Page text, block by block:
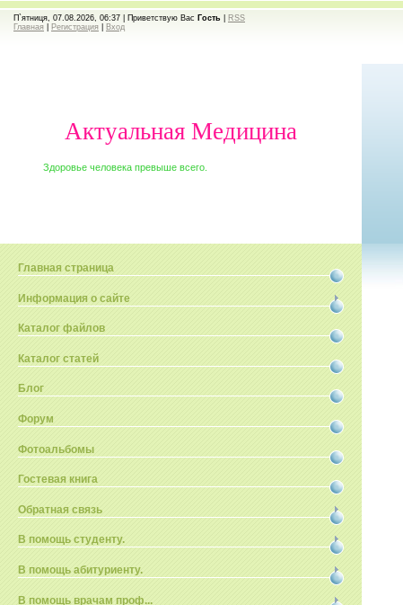
П`ятниця, 07.08.2026, 06:37 | Приветствую Вас Гость
RSS
Главная
Регистрация Вход
Актуальная Медицина
Здоровье человека превыше всего.
Главная страница
Информация о сайте
Каталог файлов
Каталог статей
Блог
Форум
Фотоальбомы
Гостевая книга
Обратная связь
В помощь студенту.
В помощь абитуриенту.
В помощь врачам проф...